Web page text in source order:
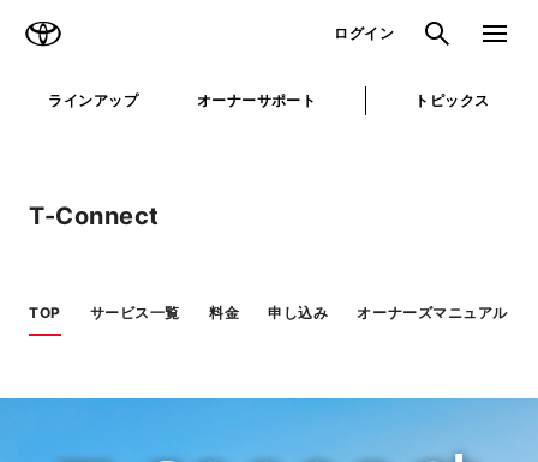
ログイン 検索 メニュ
ラインアップ オーナーサポート トピックス
T-Connect
TOP サービス一覧 料金 申し込み オーナーズマニュアル